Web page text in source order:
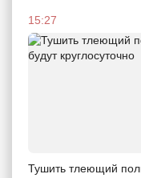
15:27
Тушить тлеющий